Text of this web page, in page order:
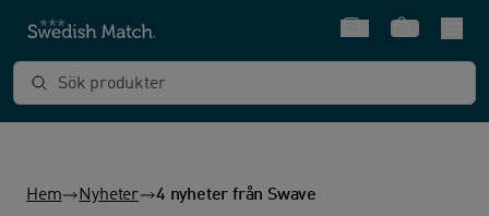
SnabbvalVarukorg
Sök produkter
Hem Nyheter 4 nyheter från Swave